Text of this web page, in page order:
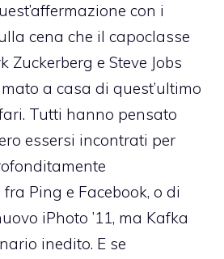
con i
cena che il capoclasse
Zuckerberg e Steve Jobs
a casa di quest’ultimo
Tutti hanno pensato
essersi incontrati per
Ping e Facebook, o di
iPhoto ’11, ma Kafka
inedito. E se